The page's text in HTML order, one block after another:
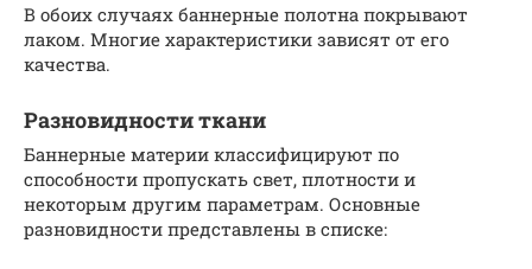
В обоих случаях баннерные полотна покрывают
лаком. Многие характеристики зависят от его
качества.
Разновидности ткани
Баннерные материи классифицируют по
способности пропускать свет, плотности и
некоторым другим параметрам. Основные
разновидности представлены в списке: